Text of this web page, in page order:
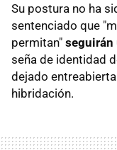
Su postura no ha
sentenciado que
permitan" seguirán
seña de identidad
dejado
hibridación.